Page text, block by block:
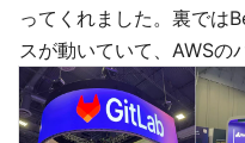
ってくれました。裏では
スが動いていて、AWSの